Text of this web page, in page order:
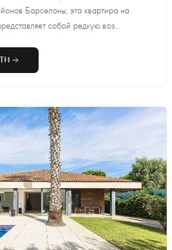
Барселоны, эта квартира на
собой редкую воз...